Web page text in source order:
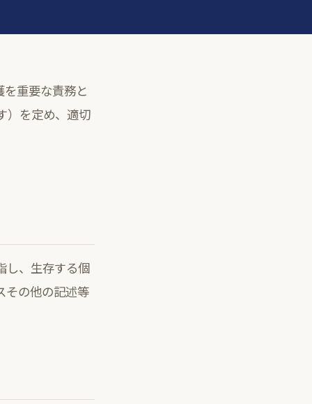
重要な責務と
）を定め、適切
し、生存する個
その他の記述等